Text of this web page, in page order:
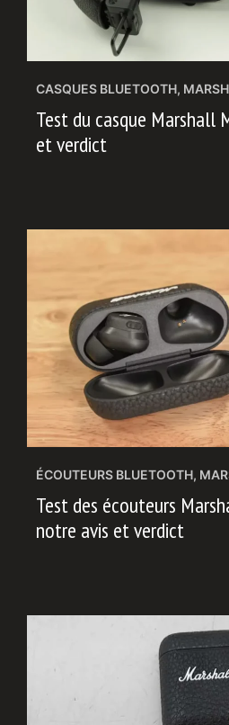
CASQUES BLUETOOTH,
Test du casque Marshall
et verdict
ÉCOUTEURS BLUETOOTH,
Test des écouteurs
notre avis et verdict